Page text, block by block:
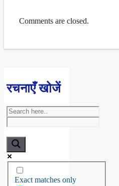
Comments are closed.
रचनाएँ खोजें
Exact matches only